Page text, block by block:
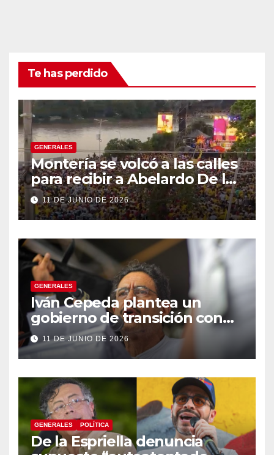
Te has perdido
GENERALES
Montería se volcó a las calles
para recibir a Abelardo De la
Espriella
11 DE JUNIO DE 2026
GENERALES
Iván Cepeda plantea un
gobierno de transición con
énfasis en el empalme
institucional y una eventual
constituyente
11 DE JUNIO DE 2026
GENERALES POLÍTICA
De la Espriella denuncia